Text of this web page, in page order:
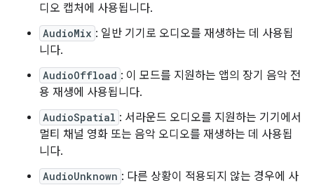
디오 캡처에 사용됩니다.
AudioMix : 일반 기기로 오디오를 재생하는 데 사용됩
니다.
AudioOffload : 이 모드를 지원하는 앱의 장기 음악 전
용 재생에 사용됩니다.
AudioSpatial : 서라운드 오디오를 지원하는 기기에서
멀티 채널 영화 또는 음악 오디오를 재생하는 데 사용됩
니다.
AudioUnknown : 다른 상황이 적용되지 않는 경우에 사